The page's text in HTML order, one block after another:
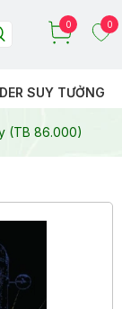
0 0
SUY TƯỞNG
(TB 86.000)